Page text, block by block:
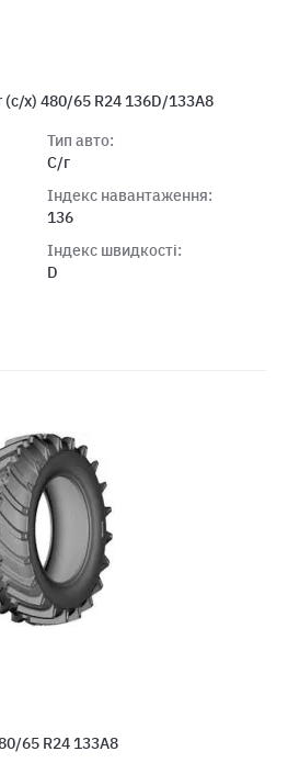
х) 480/65 R24 136D/133A8
Тип авто:
С/г
Індекс навантаження:
136
Індекс швидкості:
D
65 R24 133A8